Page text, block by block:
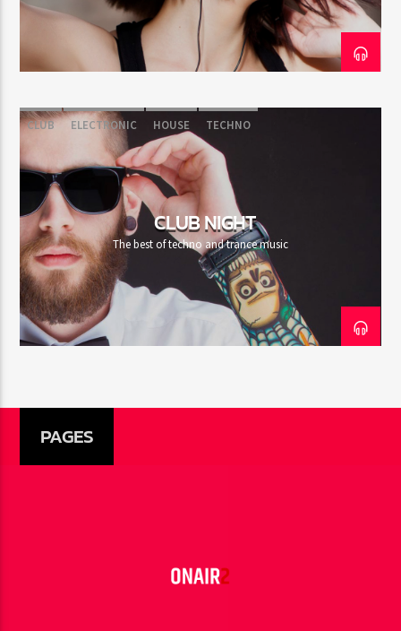
CLUB ELECTRONIC HOUSE TECHNO
CLUB NIGHT
The best of techno and trance music
PAGES